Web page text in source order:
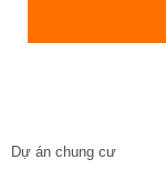
Dự án chung cư